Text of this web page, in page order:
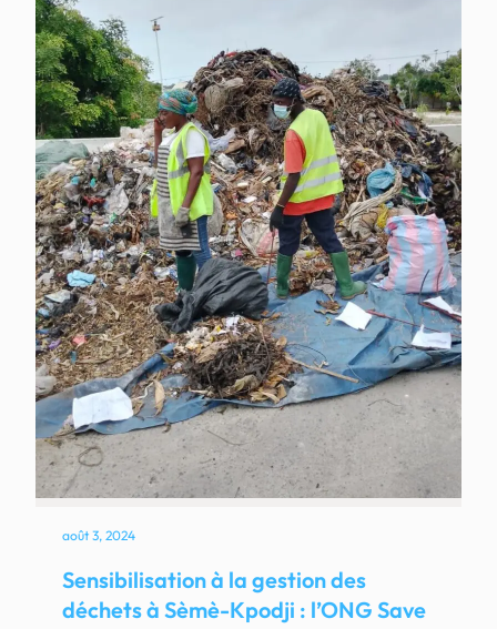
août 3, 2024
Sensibilisation à la gestion des
déchets à Sèmè-Kpodji : l’ONG Save